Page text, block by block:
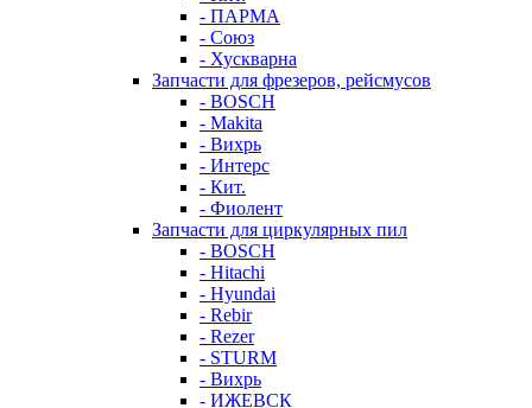
- ПАРМА
- Союз
- Хускварна
Запчасти для фрезеров, рейсмусов
- BOSCH
- Makita
- Вихрь
- Интерс
- Кит.
- Фиолент
Запчасти для циркулярных пил
- BOSCH
- Hitachi
- Hyundai
- Rebir
- Rezer
- STURM
- Вихрь
- ИЖЕВСК